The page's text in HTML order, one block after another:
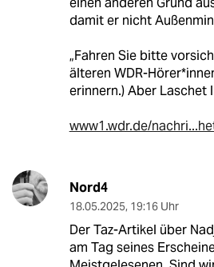
damit er nicht
„Fahren Sie bitte
älteren WDR-
erinnern.) Aber Laschet
www1.wdr.de/
Nord4
18.05.2025, 19:16 Uhr
Der Taz-Artikel über
am Tag seines